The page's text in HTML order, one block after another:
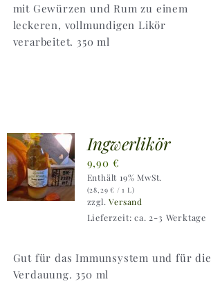
mit Gewürzen und Rum zu einem
leckeren, vollmundigen Likör
verarbeitet. 350 ml
Ingwerlikör
9,90 €
Enthält 19% MwSt.
(28,29€ / 1 L)
zzgl.Versand
Lieferzeit: ca. 2-3 Werktage
Gut für das Immunsystem und für die
Verdauung. 350 ml